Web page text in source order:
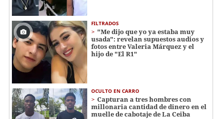
FILTRADOS
"Me dijo que yo ya estaba muy
usada": revelan supuestos audios y
fotos entre Valeria Márquez y el
hijo de "El R1"
OCULTO EN CARRO
Capturan a tres hombres con
millonaria cantidad de dinero en el
muelle de cabotaje de La Ceiba